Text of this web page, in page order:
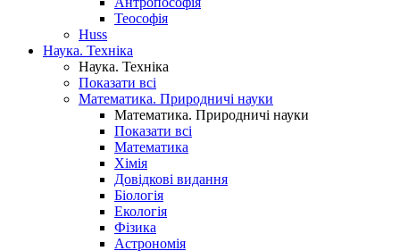
Теософія
Huss
Наука. Техніка
Наука. Техніка
Показати всі
Математика. Природничі науки
Математика. Природничі науки
Показати всі
Математика
Хімія
Довідкові видання
Біологія
Екологія
Фізика
Астрономія